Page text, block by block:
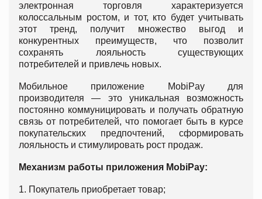
электронная торговля характеризуется
колоссальным ростом, и тот, кто будет учитывать
этот тренд, получит множество выгод и
конкурентных преимуществ, что позволит
сохранять лояльность существующих
потребителей и привлечь новых.
Мобильное приложение MobiPay для
производителя — это уникальная возможность
постоянно коммуницировать и получать обратную
связь от потребителей, что помогает быть в курсе
покупательских предпочтений, сформировать
лояльность и стимулировать рост продаж.
Механизм работы приложения MobiPay:
1. Покупатель приобретает товар;